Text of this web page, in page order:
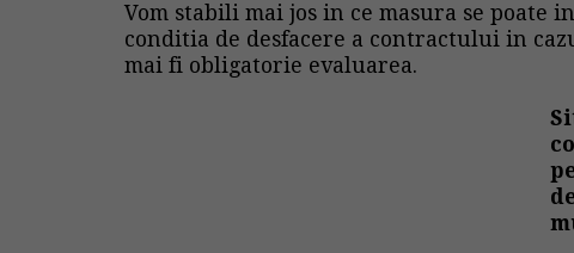
Vom stabili mai jos in ce masura se
conditia de desfacere a contractului in
mai fi obligatorie evaluarea.